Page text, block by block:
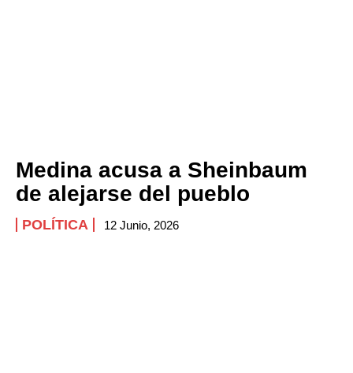
Medina acusa a Sheinbaum
de alejarse del pueblo
POLÍTICA 12 Junio, 2026